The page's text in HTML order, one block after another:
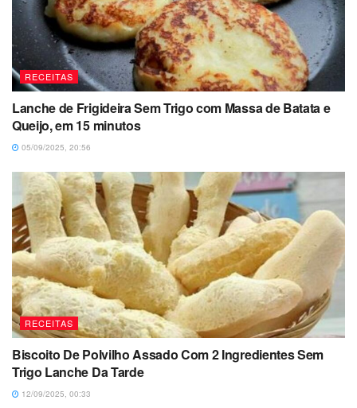
RECEITAS
Lanche de Frigideira Sem Trigo com Massa de Batata e
Queijo, em 15 minutos
05/09/2025, 20:56
RECEITAS
Biscoito De Polvilho Assado Com 2 Ingredientes Sem
Trigo Lanche Da Tarde
12/09/2025, 00:33